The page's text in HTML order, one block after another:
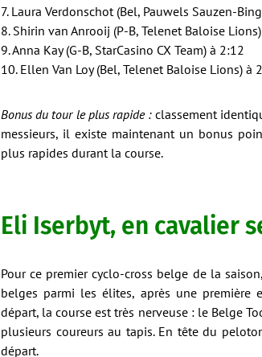
7. Laura Verdonschot (Bel, Pauwels Sauzen-
8. Shirin van Anrooij (P-B, Telenet Baloise
9. Anna Kay (G-B, StarCasino CX Team) à 2:12
10. Ellen Van Loy (Bel, Telenet Baloise Lions) à
Bonus du tour le plus rapide :classement
messieurs, il existe maintenant un bonus
plus rapides durant la course.
Eli Iserbyt, en cavalier
Pour ce premier cyclo-cross belge de la
belges parmi les élites, après une première
départ, la course est très nerveuse : le Belge
plusieurs coureurs au tapis. En tête du
départ.